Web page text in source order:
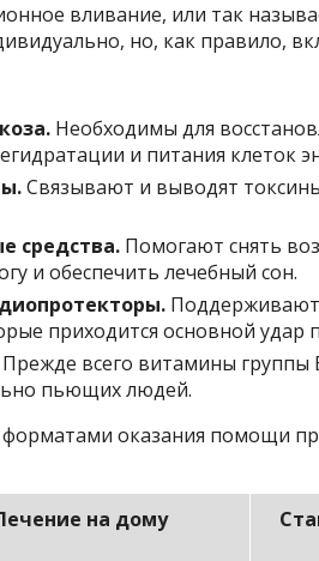
вливание, или так
но, как правило,
Необходимы для
и питания клеток
Связывают и выводят
средства. Помогают снять
и обеспечить лечебный сон.
Поддерживают
приходится основной удар
Прежде всего витамины группы
пьющих людей.
оказания помощи
на дому